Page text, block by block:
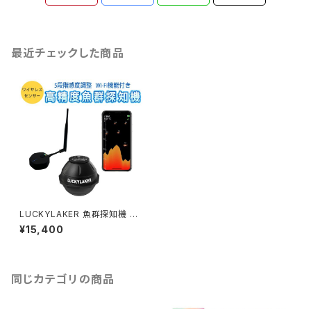
最近チェックした商品
LUCKYLAKER 魚群探知機 ポ
ータブル ワイヤレス Wi-Fiスマ
ホ連動アプリ 投げ釣り ワカサギ
¥15,400
同じカテゴリの商品